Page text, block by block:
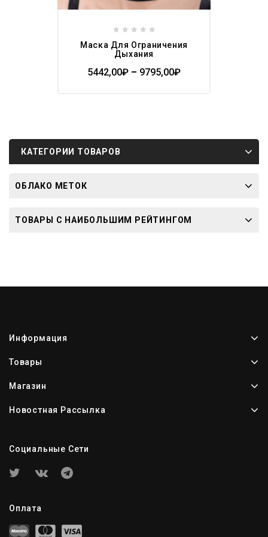
out
of
5
Маска Для Ограничения
Дыхания
5442,00₽ – 9795,00₽
КАТЕГОРИИ ТОВАРОВ
ОБЛАКО МЕТОК
ТОВАРЫ С НАИБОЛЬШИМ РЕЙТИНГОМ
Информация
Товары
Магазин
Новостная Рассылка
Социальные Сети
Оплата